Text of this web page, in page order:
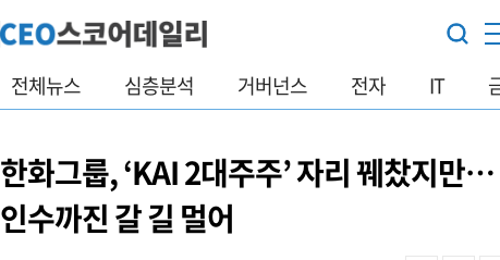
전체뉴스 심층분석 거버넌스 전자 IT
한화그룹, ‘KAI 2대주주’ 자리 꿰찼지만…
인수까진 갈 길 멀어